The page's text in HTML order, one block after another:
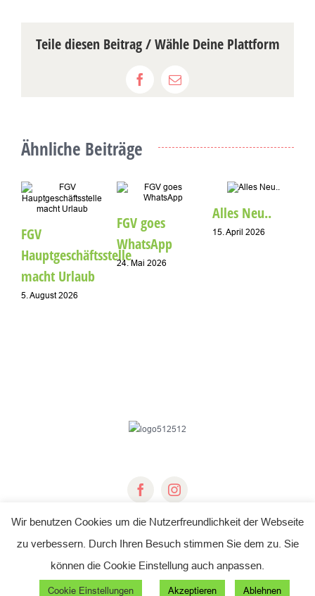
Teile diesen Beitrag / Wähle Deine Plattform
Facebook
E-
Ähnliche Beiträge
FGV
Hauptgeschäftsstelle
macht Urlaub
5. August 2026
FGV goes
WhatsApp
24. Mai 2026
Alles Neu..
15. April 2026
© Copyright 2018 -2026 | Fichtelgebirgsverein e.V.
All Rights Reserved |Impressum
Wir benutzen Cookies um die Nutzerfreundlichkeit der Webseite
zu verbessern. Durch Ihren Besuch stimmen Sie dem zu. Sie
können die Cookie Einstellung auch anpassen.
Cookie Einstellungen Akzeptieren Ablehnen